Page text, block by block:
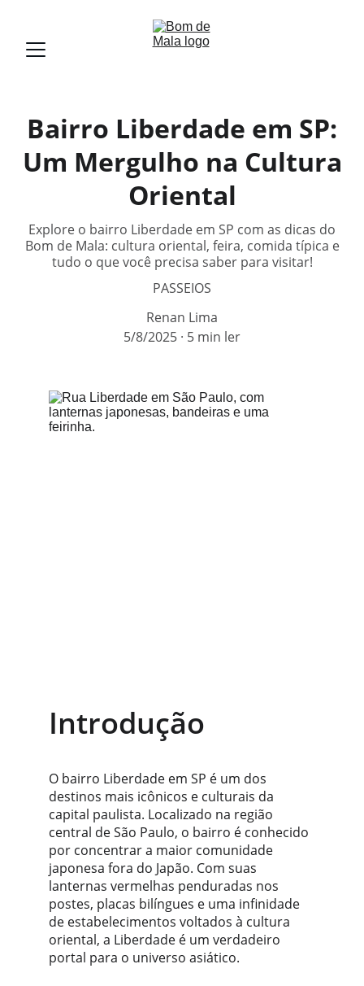
Bairro Liberdade em SP:
Um Mergulho na Cultura
Oriental
Explore o bairro Liberdade em SP com as dicas do
Bom de Mala: cultura oriental, feira, comida típica e
tudo o que você precisa saber para visitar!
PASSEIOS
Renan Lima
5/8/2025 5 min ler
Introdução
O bairro Liberdade em SP é um dos
destinos mais icônicos e culturais da
capital paulista. Localizado na região
central de São Paulo, o bairro é conhecido
por concentrar a maior comunidade
japonesa fora do Japão. Com suas
lanternas vermelhas penduradas nos
postes, placas bilíngues e uma infinidade
de estabelecimentos voltados à cultura
oriental, a Liberdade é um verdadeiro
portal para o universo asiático.